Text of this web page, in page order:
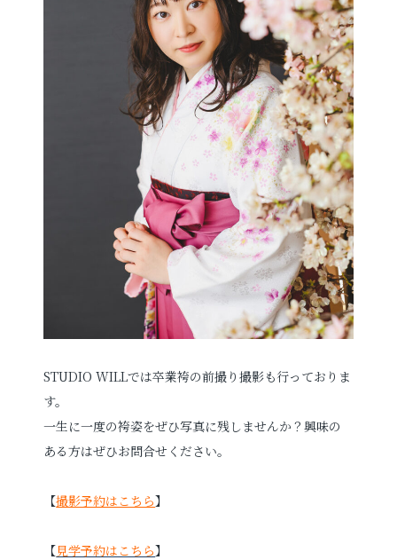
STUDIO WILLでは卒業袴の前撮り撮影も行っておりま
す。
一生に一度の袴姿をぜひ写真に残しませんか？興味の
ある方はぜひお問合せください。
【撮影予約はこちら】
【見学予約はこちら】